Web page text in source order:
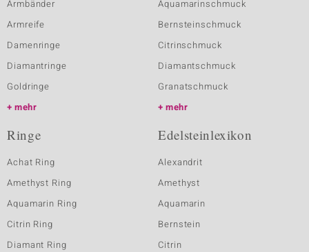
Armbänder
Armreife
Damenringe
Diamantringe
Goldringe
mehr
Aquamarinschmuck
Bernsteinschmuck
Citrinschmuck
Diamantschmuck
Granatschmuck
mehr
Ringe
Achat Ring
Amethyst Ring
Aquamarin Ring
Citrin Ring
Diamant Ring
Edelsteinlexikon
Alexandrit
Amethyst
Aquamarin
Bernstein
Citrin